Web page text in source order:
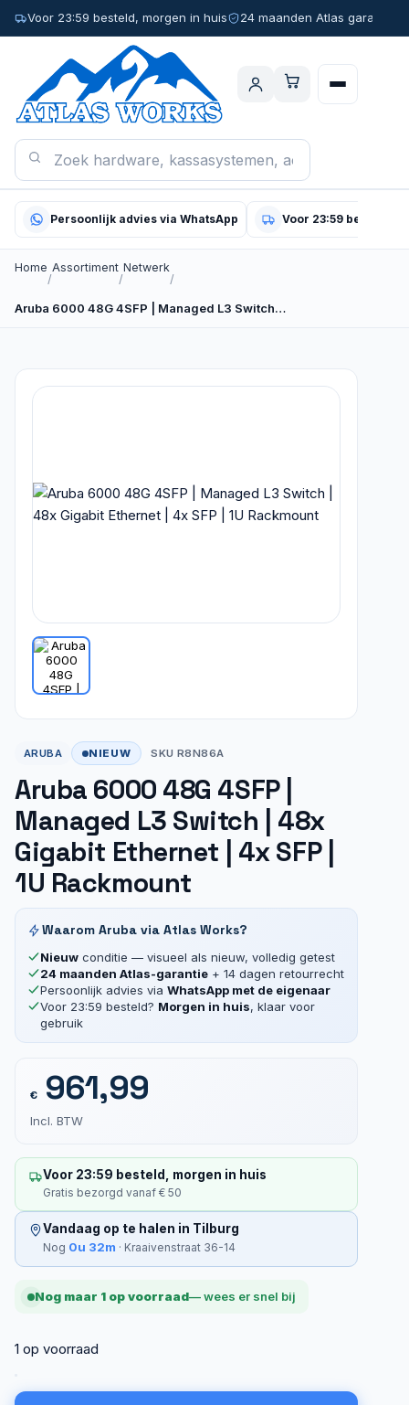
Voor 23:59 besteld, morgen in huis 24 maanden Atlas garantie
Persoonlijk advies via WhatsApp Voor 23:59 besteld,
Home
/
Assortiment
/
Netwerk
/
Aruba 6000 48G 4SFP | Managed L3 Switch…
ARUBA NIEUW SKU R8N86A
Aruba 6000 48G 4SFP |
Managed L3 Switch | 48x
Gigabit Ethernet | 4x SFP |
1U Rackmount
Waarom Aruba via Atlas Works?
Nieuw conditie — visueel als nieuw, volledig getest
24 maanden Atlas-garantie + 14 dagen retourrecht
Persoonlijk advies via WhatsApp met de eigenaar
Voor 23:59 besteld? Morgen in huis, klaar voor
gebruik
€961,99
Incl. BTW
Voor 23:59 besteld, morgen in huis
Gratis bezorgd vanaf € 50
Vandaag op te halen in Tilburg
Nog 0u 32m · Kraaivenstraat 36-14
Nog maar 1 op voorraad— wees er snel bij
1 op voorraad